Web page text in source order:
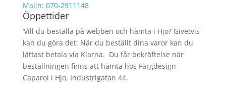
Malin: 070-2911148
Öppettider
’Vill du beställa på webben och hämta i Hjo? Givetvis
kan du göra det: När du beställt dina varor kan du
lättast betala via Klarna. Du får bekräftelse när
beställningen finns att hämta hos Färgdesign
Caparol i Hjo, Industrigatan 44.